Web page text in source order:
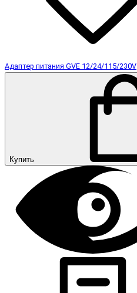
Адаптер питания GVE 12/24/115/230V
Купить